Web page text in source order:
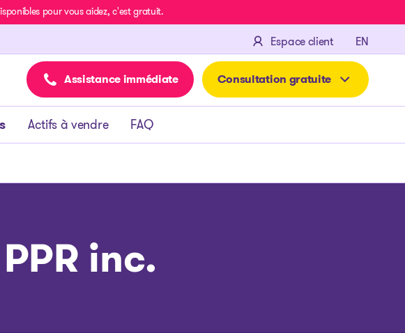
pour vous aidez, c'est gratuit.
Espace client EN
Assistance immédiate Consultation gratuite
Actifs à vendre FAQ
inc.